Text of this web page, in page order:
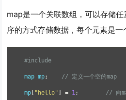
map是一个关联数组，可以存储
序的方式存储数据，每个元素是一
#include
map mp; // 定义一个空的map
mp "hello" = 1; // 向